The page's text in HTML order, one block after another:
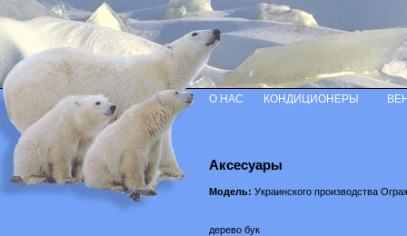
Аксесуары
Модель: Украинского производства
дерево бук
О НАС КОНДИЦИОНЕРЫ